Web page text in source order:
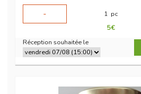
-
1 pc
5€
Réception souhaitée le